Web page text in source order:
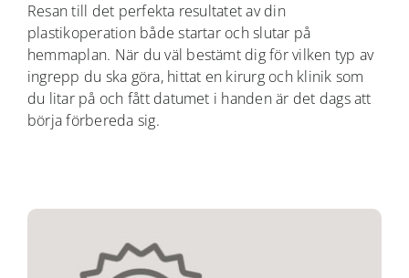
Resan till det perfekta resultatet av din
plastikoperation både startar och slutar på
hemmaplan. När du väl bestämt dig för vilken typ av
ingrepp du ska göra, hittat en kirurg och klinik som
du litar på och fått datumet i handen är det dags att
börja förbereda sig.